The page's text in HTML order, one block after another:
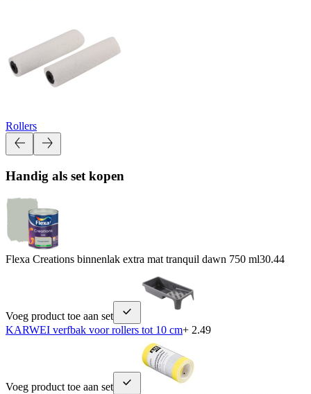
Rollers
Handig als set kopen
Flexa Creations binnenlak extra mat tranquil dawn 750 ml30.44
Voeg product toe aan set
KARWEI verfbak voor rollers tot 10 cm+ 2.49
Voeg product toe aan set